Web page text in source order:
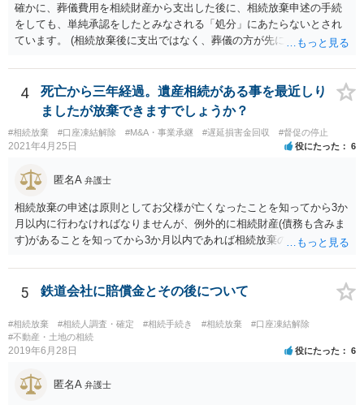
確かに、葬儀費用を相続財産から支出した後に、相続放棄申述の手続
をしても、単純承認をしたとみなされる「処分」にあたらないとされ
ています。 (相続放棄後に支出ではなく、葬儀の方が先に来るのが通常
述の手続ということだと思いますが) ただ、葬儀費用ならいくらでもよ
いということではなく、身分相応の、社会的儀式として当然認められ
る程度の金額に留まると考えた方がよいです。 もし、相続人の皆さん
に葬儀費用を支出する経済力がなく、質素な葬儀を行った費用であれ
ば相続財産から支出しても単純承認と認められない可能性が高いの
で、相続放棄申述が受理される可能性も高いと思います。
4
死亡から三年経過。遺産相続がある事を最近しり
ましたが放棄できますでしょうか？
#相続放棄 #口座凍結解除 #M&A・事業承継 #遅延損害金回収 #督促の停止
2021年4月25日 役にたった 6
匿名A 弁護士
相続放棄の申述は原則としてお父様が亡くなったことを知ってから3か
月以内に行わなければなりませんが、例外的に相続財産(債務も含みま
す)があることを知ってから3か月以内であれば相続放棄の申述が認め
したら、早急に家裁に行って相続放棄の申述をしたい旨告げて必要な
書類を提出されることをおすすめいたします。 なお、お父様の債務が
にあたっては、法テラスの無料相談等を利用して弁護士に相談するこ
とも十分考えられるかと存じます。また、ご記載いただいた事実関係
を拝見するかぎり、再婚相手のかたは既に相続放棄をされている可能
5 鉄道会社に賠償金とその後について
#相続放棄 #相続人調査・確定 #相続手続き #相続放棄
#口座凍結解除
#不動産・土地の相続
2019年6月28日 役にたった 6
匿名A 弁護士